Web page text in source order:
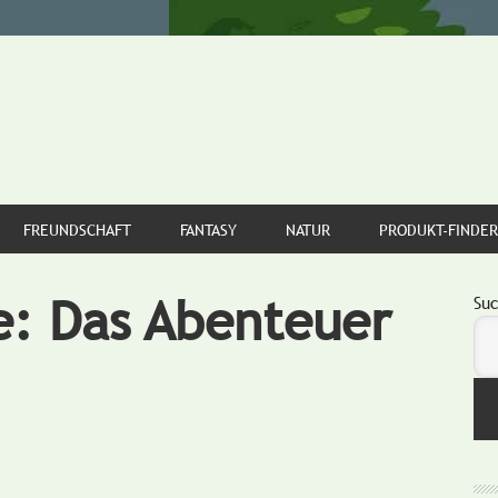
FREUNDSCHAFT FANTASY NATUR PRODUKT-FINDER
Das Abenteuer